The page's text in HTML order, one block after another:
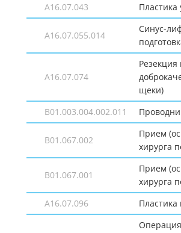
A16.07.043
A16.07.055.014
Синус-
A16.07.074
Резекция
щеки)
B01.003.004.002.011
B01.067.002
Прием
хирурга
B01.067.001
Прием
хирурга
A16.07.096